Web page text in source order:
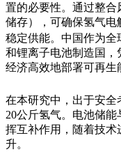
置的必要性。通过整
储存），可确保氢气电
稳定供能。中国作为
和锂离子电池制造国，
经济高效地部署可再生
在本研究中，出于安
20公斤氢气。电池储能
挥互补作用，随着技
升。